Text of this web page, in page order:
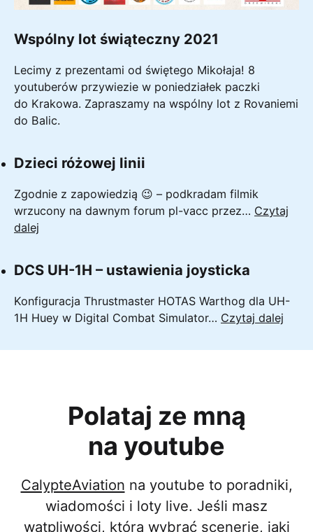
Wspólny lot świąteczny 2021
Lecimy z prezentami od świętego Mikołaja! 8
youtuberów przywiezie w poniedziałek paczki
do Krakowa. Zapraszamy na wspólny lot z Rovaniemi
do Balic.
Dzieci różowej linii
Zgodnie z zapowiedzią 😉 – podkradam filmik
wrzucony na dawnym forum pl-vacc przez… Czytaj
dalej
DCS UH-1H – ustawienia joysticka
Konfiguracja Thrustmaster HOTAS Warthog dla UH-
1H Huey w Digital Combat Simulator… Czytaj dalej
1H
Polataj ze mną
na youtube
CalypteAviation na youtube to poradniki,
wiadomości i loty live. Jeśli masz
wątpliwości, którą wybrać scenerię, jaki